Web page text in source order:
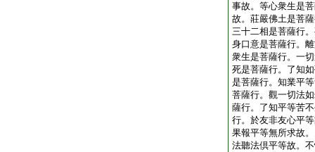
事故。等心衆生是
故。莊嚴佛土是菩
三十二相是菩薩行
身口意是菩薩行。
衆生是菩薩行。一
死是菩薩行。了知
是菩薩行。知業平
菩薩行。觀一切法
薩行。了知平等苦
行。於友非友心平
果報平等無所求故
法聽法倶平等故。